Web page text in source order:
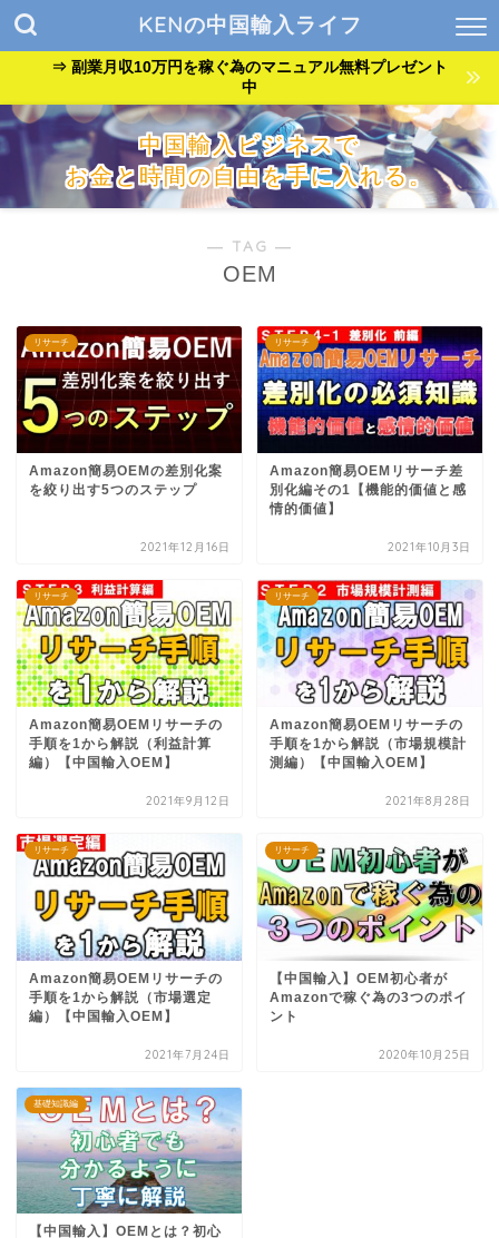
KENの中国輸入ライフ
⇒ 副業月収10万円を稼ぐ為のマニュアル無料プレゼント
中
中国輸入ビジネスで
お金と時間の自由を手に入れる。
た方法を公開中。
― TAG ―
OEM
リサーチ
Amazon簡易OEMの差別化案
を絞り出す5つのステップ
2021年12月16日
リサーチ
Amazon簡易OEMリサーチ差
別化編その1【機能的価値と感
情的価値】
2021年10月3日
リサーチ
Amazon簡易OEMリサーチの
手順を1から解説（利益計算
編）【中国輸入OEM】
2021年9月12日
リサーチ
Amazon簡易OEMリサーチの
手順を1から解説（市場規模計
測編）【中国輸入OEM】
2021年8月28日
リサーチ
Amazon簡易OEMリサーチの
手順を1から解説（市場選定
編）【中国輸入OEM】
2021年7月24日
リサーチ
【中国輸入】OEM初心者が
Amazonで稼ぐ為の3つのポイ
ント
2020年10月25日
基礎知識編
【中国輸入】OEMとは？初心